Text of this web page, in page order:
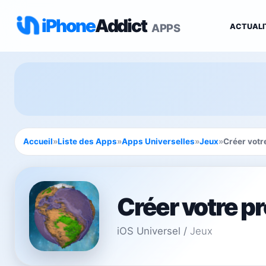
iPhoneAddict APPS
Accueil»Liste des Apps»Apps Universelles»Jeux»Créer
Créer votre
iOS Universel / Jeux